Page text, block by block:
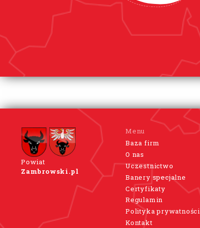
Powiat
Zambrowski.pl
Menu
Baza firm
O nas
Uczestnictwo
Banery specjalne
Certyfikaty
Regulamin
Polityka prywatności
Kontakt